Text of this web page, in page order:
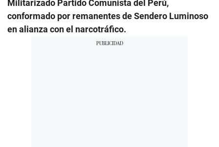
Militarizado Partido Comunista del Perú,
conformado por remanentes de Sendero Luminoso
en alianza con el narcotráfico.